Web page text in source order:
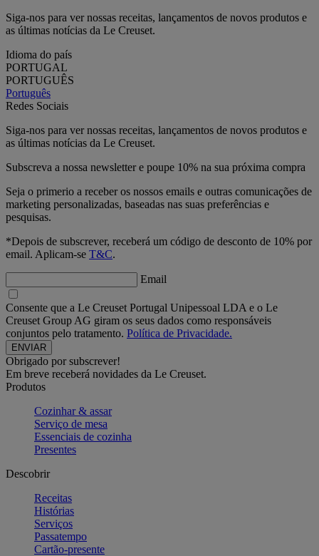
Siga-nos para ver nossas receitas, lançamentos de novos produtos e
as últimas notícias da Le Creuset.
Idioma do país
PORTUGAL
PORTUGUÊS
Português
Redes Sociais
Siga-nos para ver nossas receitas, lançamentos de novos produtos e
as últimas notícias da Le Creuset.
Subscreva a nossa newsletter e poupe 10% na sua próxima compra
Seja o primerio a receber os nossos emails e outras comunicações de
marketing personalizadas, baseadas nas suas preferências e
pesquisas.
*Depois de subscrever, receberá um código de desconto de 10% por
email. Aplicam-se T&C.
Email
Consente que a Le Creuset Portugal Unipessoal LDA e o Le
Creuset Group AG giram os seus dados como responsáveis
conjuntos pelo tratamento. Política de Privacidade.
Obrigado por subscrever!
Em breve receberá novidades da Le Creuset.
Produtos
Cozinhar & assar
Serviço de mesa
Essenciais de cozinha
Presentes
Descobrir
Receitas
Histórias
Serviços
Passatempo
Cartão-presente